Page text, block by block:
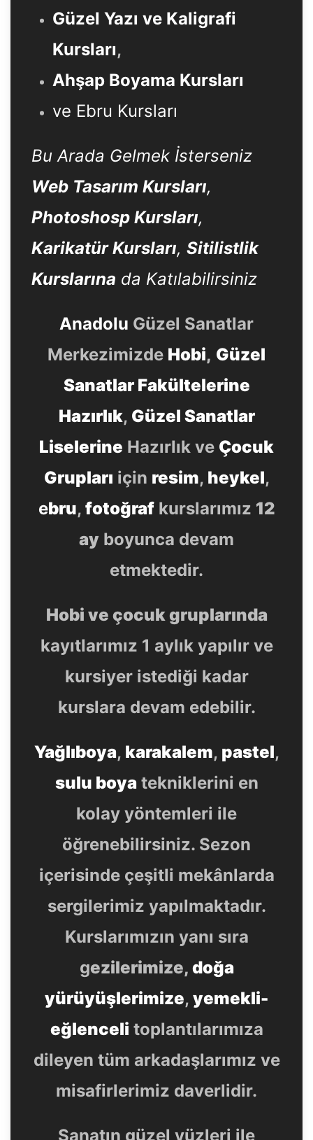
Güzel Yazı ve Kaligrafi
Kursları,
Ahşap Boyama Kursları
ve Ebru Kursları
Bu Arada Gelmek İsterseniz
Web Tasarım Kursları,
Photoshosp Kursları,
Karikatür Kursları, Sitilistlik
Kurslarına da Katılabilirsiniz
Anadolu Güzel Sanatlar
Merkezimizde Hobi, Güzel
Sanatlar Fakültelerine
Hazırlık, Güzel Sanatlar
Liselerine Hazırlık ve Çocuk
Grupları için resim, heykel,
ebru, fotoğrafkurslarımız 12
ay boyunca devam
etmektedir.
Hobi ve çocuk gruplarında
kayıtlarımız 1 aylık yapılır ve
kursiyer istediği kadar
kurslara devam edebilir.
Yağlıboya, karakalem, pastel,
sulu boyatekniklerini en
kolay yöntemleri ile
öğrenebilirsiniz. Sezon
içerisinde çeşitli mekânlarda
sergilerimiz yapılmaktadır.
Kurslarımızın yanı sıra
gezilerimize, doğa
yürüyüşlerimize, yemekli-
eğlenceli toplantılarımıza
dileyen tüm arkadaşlarımız ve
misafirlerimiz daverlidir.
Sanatın güzel yüzleri ile